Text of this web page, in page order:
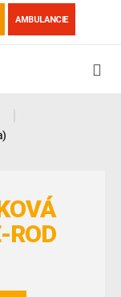
AMBULANCIE
ROD